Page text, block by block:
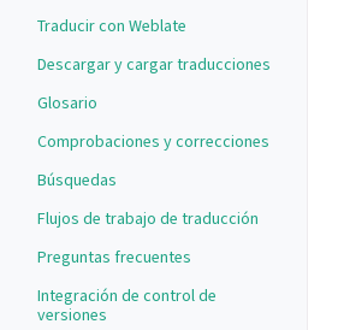
Traducir con Weblate
Descargar y cargar traducciones
Glosario
Comprobaciones y correcciones
Búsquedas
Flujos de trabajo de traducción
Preguntas frecuentes
Integración de control de
versiones